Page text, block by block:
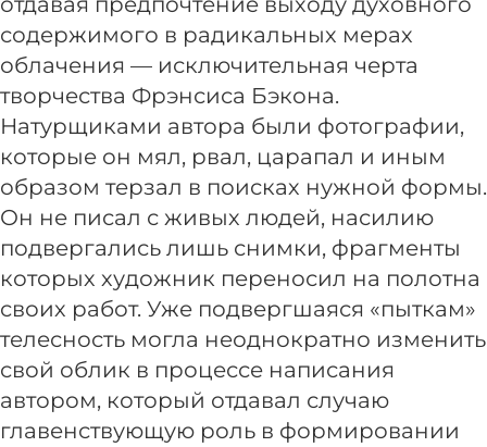
содержимого в радикальных мерах
облачения — исключительная черта
творчества Фрэнсиса Бэкона.
Натурщиками автора были фотографии,
которые он мял, рвал, царапал и иным
образом терзал в поисках нужной формы.
Он не писал с живых людей, насилию
подвергались лишь снимки, фрагменты
которых художник переносил на полотна
своих работ. Уже подвергшаяся «пыткам»
телесность могла неоднократно изменить
свой облик в процессе написания
автором, который отдавал случаю
главенствующую роль в формировании